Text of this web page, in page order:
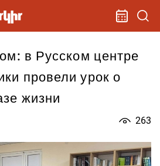
в Русском центре
провели урок о
жизни
263